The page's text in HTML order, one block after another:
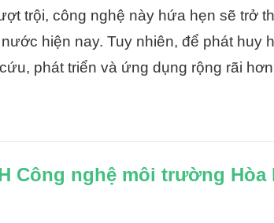
trội, công nghệ này hứa hẹn sẽ trở
hiện nay. Tuy nhiên, để phát huy
phát triển và ứng dụng rộng rãi
Công nghệ môi trường Hòa